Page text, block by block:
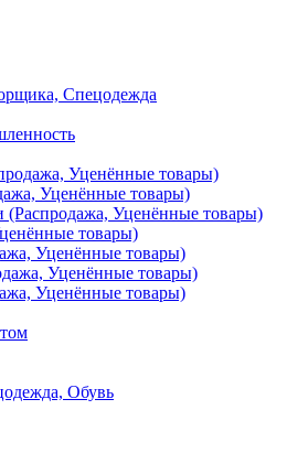
Спецодежда
Уценённые товары)
Уценённые товары)
(Распродажа, Уценённые товары)
товары)
Уценённые товары)
Уценённые товары)
Уценённые товары)
Обувь